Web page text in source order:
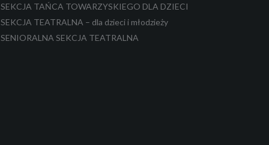
SEKCJA TAŃCA TOWARZYSKIEGO DLA DZIECI
SEKCJA TEATRALNA – dla dzieci i młodzieży
SENIORALNA SEKCJA TEATRALNA